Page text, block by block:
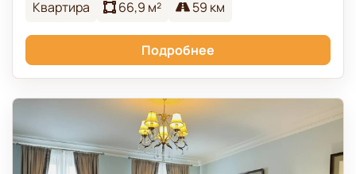
Квартира
66,9 м² 59 км
Подробнее